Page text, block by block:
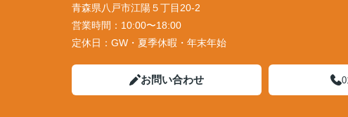
青森県八戸市江陽５丁目20-2
営業時間： 10:00〜18:00
定休日： GW・夏季休暇・年末年始
お問い合わせ